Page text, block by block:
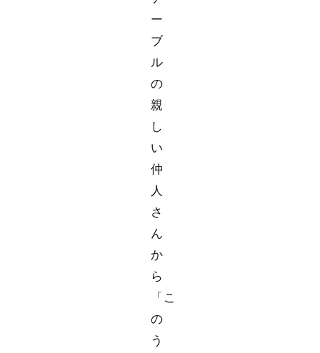
ー
ブ
ル
の
親
し
い
仲
人
さ
ん
か
ら
「こ
の
う